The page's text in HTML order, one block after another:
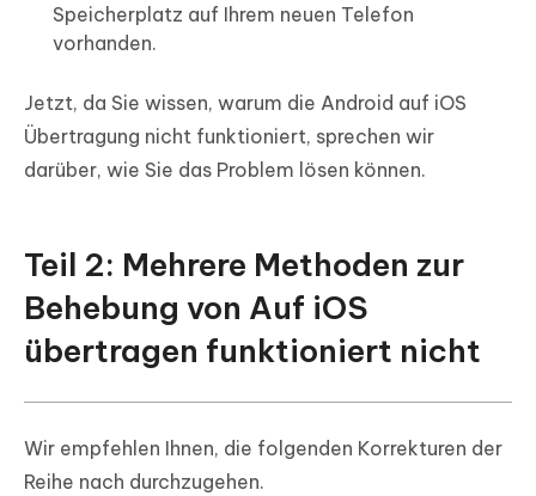
Speicherplatz auf Ihrem neuen Telefon
vorhanden.
Jetzt, da Sie wissen, warum die Android auf iOS
Übertragung nicht funktioniert, sprechen wir
darüber, wie Sie das Problem lösen können.
Teil 2: Mehrere Methoden zur
Behebung von Auf iOS
übertragen funktioniert nicht
Wir empfehlen Ihnen, die folgenden Korrekturen der
Reihe nach durchzugehen.